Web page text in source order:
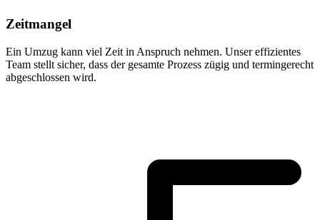
Zeitmangel
Ein Umzug kann viel Zeit in Anspruch nehmen. Unser effizientes
Team stellt sicher, dass der gesamte Prozess zügig und termingerecht
abgeschlossen wird.